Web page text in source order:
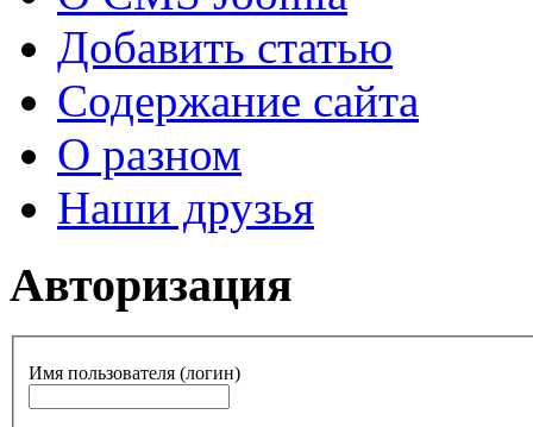
Добавить статью
Содержание сайта
О разном
Наши друзья
Авторизация
Имя пользователя (логин)